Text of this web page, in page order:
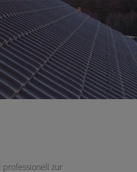
professionell zur